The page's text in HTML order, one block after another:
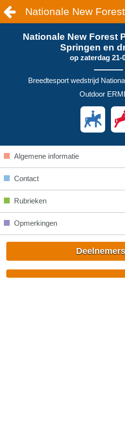
Nationale New Forest
Springen en
op zaterdag 21-
Breedtesport wedstrijd
Outdoor
Algemene informatie
Contact
Rubrieken
Opmerkingen